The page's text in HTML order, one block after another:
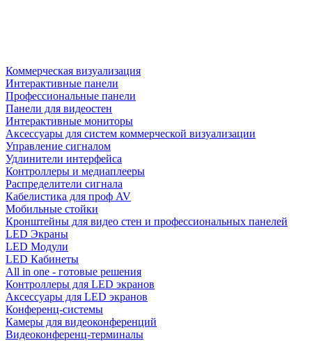
Коммерческая визуализация
Интерактивные панели
Профессиональные панели
Панели для видеостен
Интерактивные мониторы
Аксессуары для систем коммерческой визуализации
Управление сигналом
Удлинители интерфейса
Контроллеры и медиаплееры
Распределители сигнала
Кабелистика для проф AV
Мобильные стойки
Кронштейны для видео стен и профессиональных панелей
LED Экраны
LED Модули
LED Кабинеты
All in one - готовые решения
Контроллеры для LED экранов
Аксессуары для LED экранов
Конференц-системы
Камеры для видеоконференций
Видеоконференц-терминалы